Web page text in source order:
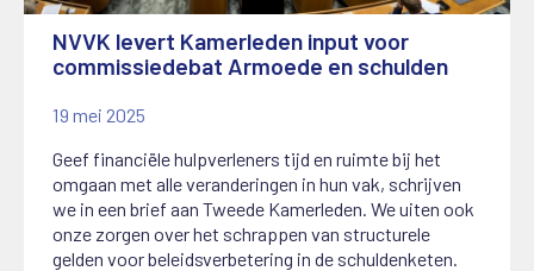
NVVK levert Kamerleden input voor
commissiedebat Armoede en schulden
19 mei 2025
Geef financiële hulpverleners tijd en ruimte bij het
omgaan met alle veranderingen in hun vak, schrijven
we in een brief aan Tweede Kamerleden. We uiten ook
onze zorgen over het schrappen van structurele
gelden voor beleidsverbetering in de schuldenketen.